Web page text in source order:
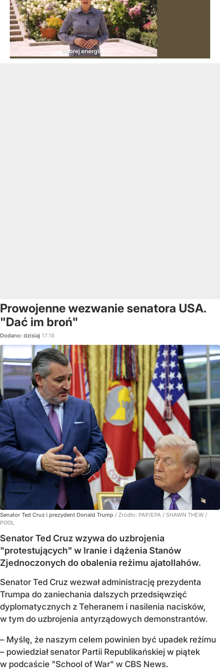
Prowojenne wezwanie senatora USA.
"Dać im broń"
Dodano: dzisiaj 17:18
Senator Ted Cruz i prezydent Donald Trump / Źródło: PAP/EPA / SHAWN THEW /
POOL
Senator Ted Cruz wzywa do uzbrojenia
"protestujących" w Iranie i dążenia Stanów
Zjednoczonych do obalenia reżimu ajatollahów.
Senator Ted Cruz wezwał administrację prezydenta
Trumpa do zaniechania dalszych przedsięwzięć
dyplomatycznych z Teheranem i nasilenia nacisków,
w tym do uzbrojenia antyrządowych demonstrantów.
– Myślę, że naszym celem powinien być upadek reżimu
– powiedział senator Partii Republikańskiej w piątek
w podcaście "School of War" w CBS News.